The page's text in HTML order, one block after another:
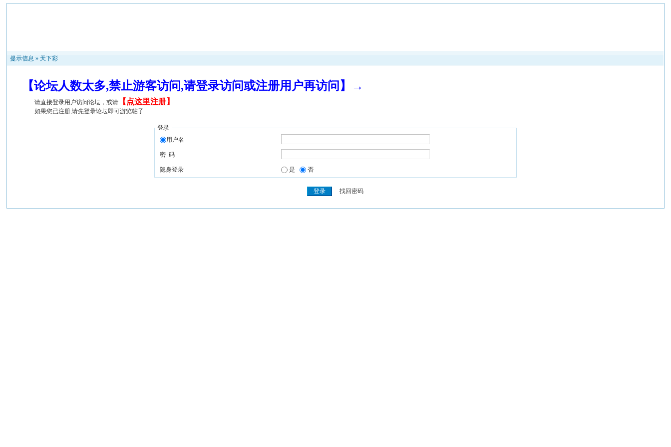
提示信息 » 天下彩
【论坛人数太多,禁止游客访问,请登录访问或注册用户再访问】→
请直接登录用户访问论坛，或请 【 点这里注册】
如果您已注册,请先登录论坛即可游览帖子
登录
用户名
密 码
隐身登录 是 否
找回密码